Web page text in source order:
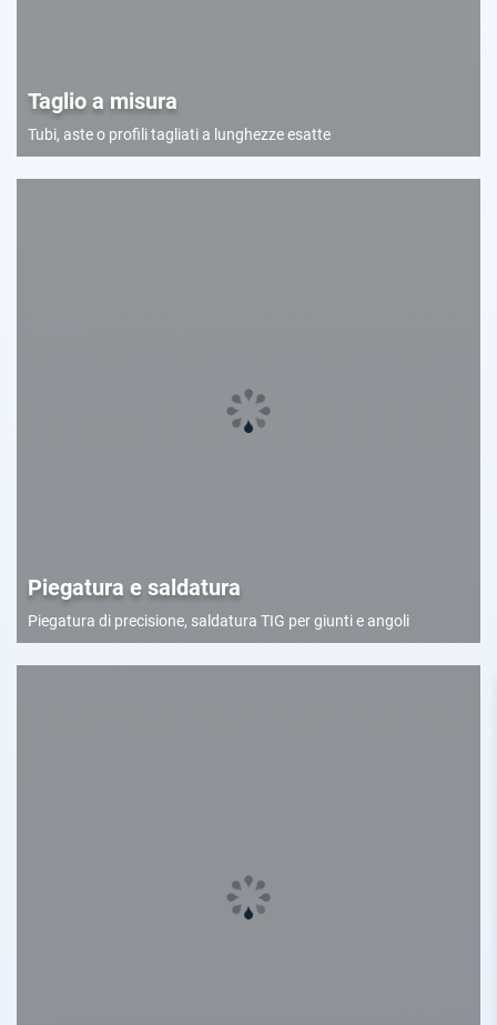
Taglio a misura
Tubi, aste o profili tagliati a lunghezze esatte
Piegatura e saldatura
Piegatura di precisione, saldatura TIG per giunti e angoli